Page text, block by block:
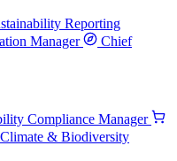
Reporting
Manager
Chief
Compliance Manager
Climate & Biodiversity